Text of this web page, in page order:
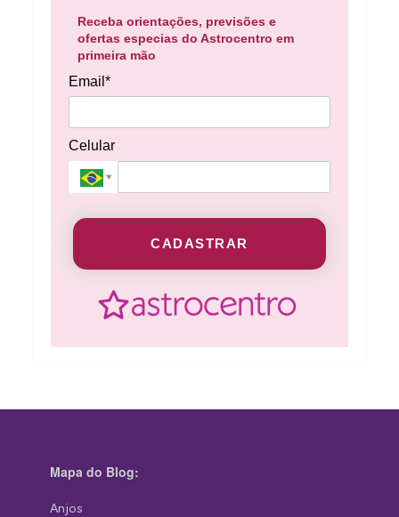
Receba orientações, previsões e
ofertas especias do Astrocentro em
primeira mão
Email*
Celular
CADASTRAR
Mapa do Blog:
Anjos